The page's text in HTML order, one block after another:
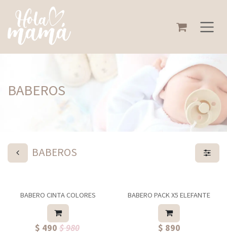
BABEROS
BABEROS
BABERO CINTA COLORES
$ 490$ 980
BABERO PACK X5 ELEFANTE
$ 890